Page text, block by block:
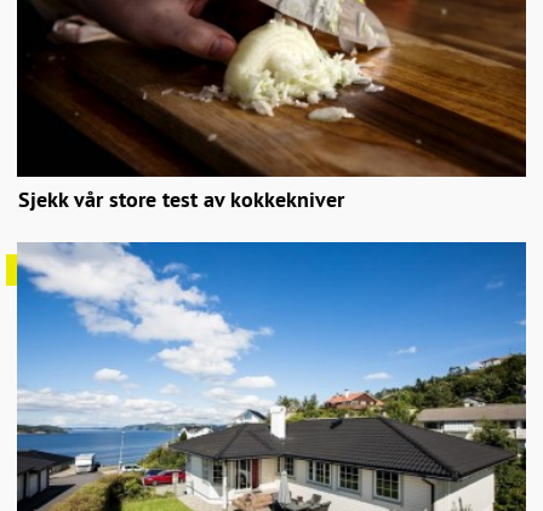
Sjekk vår store test av kokkekniver